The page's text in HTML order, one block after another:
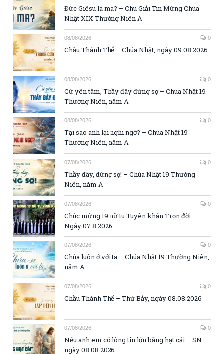
Đức Giêsu là ma? – Chú Giải Tin Mừng Chúa
Nhật XIX Thường Niên A
08/08/2026 0
Chầu Thánh Thể – Chúa Nhật, ngày 09.08.2026
08/08/2026 0
Cứ yên tâm, Thầy đây đừng sợ – Chúa Nhật 19
Thường Niên, năm A
08/08/2026 0
Tại sao anh lại nghi ngờ? – Chúa Nhật 19
Thường Niên, năm A
07/08/2026 0
Thầy đây, đừng sợ! – Chúa Nhật 19 Thường
Niên, năm A
07/08/2026 0
Chúc mừng 19 nữ tu Tuyên khấn Trọn đời –
Ngày 07.8.2026
07/08/2026 0
Chúa luôn ở với ta – Chúa Nhật 19 Thường Niên,
năm A
07/08/2026 0
Chầu Thánh Thể – Thứ Bảy, ngày 08.08.2026
07/08/2026 0
Nếu anh em có lòng tin lớn bằng hạt cải – SN
ngày 08.08.2026